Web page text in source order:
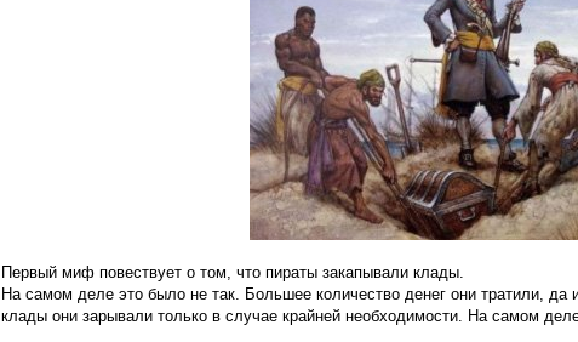
Первый миф повествует о том, что пираты закапывали клады.
На самом деле это было не так. Большее количество денег они тратили, да
клады они зарывали только в случае крайней необходимости. На самом